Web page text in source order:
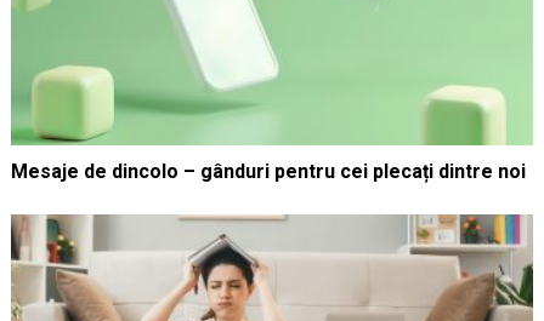
Mesaje de dincolo – gânduri pentru cei plecați dintre noi